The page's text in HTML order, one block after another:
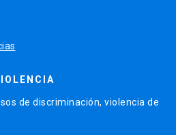
de discriminación, violencia de